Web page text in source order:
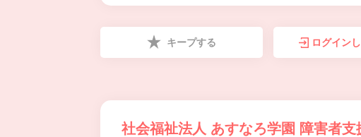
キープする ログイン
社会福祉法人 あすなろ学園 障害者